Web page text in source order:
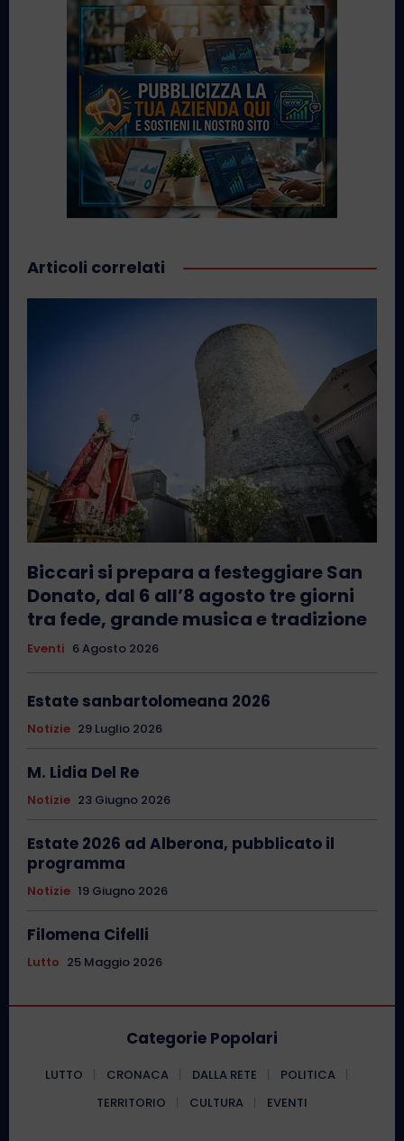
Articoli correlati
Biccari si prepara a festeggiare San
Donato, dal 6 all’8 agosto tre giorni
tra fede, grande musica e tradizione
Eventi 6 Agosto 2026
Estate sanbartolomeana 2026
Notizie 29 Luglio 2026
M. Lidia Del Re
Notizie 23 Giugno 2026
Estate 2026 ad Alberona, pubblicato il
programma
Notizie 19 Giugno 2026
Filomena Cifelli
Lutto 25 Maggio 2026
Categorie Popolari
LUTTO CRONACA DALLA RETE
POLITICA
TERRITORIO
CULTURA EVENTI